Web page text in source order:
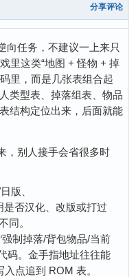
分享评论
向任务，不建议一上来只
里这类“地图 + 怪物 + 掉
里，而是几张表组合起
类型表、掉落组表、物品
结构定位出来，后面就能
，别人接手会省很多时
版、
否汉化、改版或打过
同。
制掉落/背包物品/当前
码。金手指地址往往能
点追到 ROM 表。